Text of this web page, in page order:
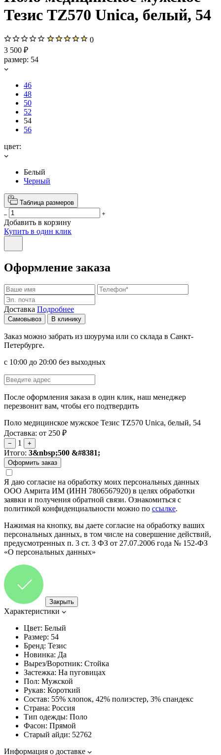
Тезис TZ570 Unica, белый, 54
0
3 500 ₽
размер: 54
46
48
50
52
54
56
цвет:
Белый
Черный
Таблица размеров
Добавить в корзину
Купить в один клик
Оформление заказа
Доставка Подробнее
Самовывоз В клинику
Заказ можно забрать из шоурума или со склада в Санкт-
Петербурге.
с 10:00 до 20:00 без выходных
После оформления заказа в один клик, наш менеджер
перезвонит вам, чтобы его подтвердить
Поло медицинское мужское Тезис TZ570 Unica, белый, 54
Доставка: от 250 ₽
− 1 +
Итого: 3&nbsp;500 &#8381;
Я даю согласие на обработку моих персональных данных
ООО Амрита ИМ (ИНН 7806567920) в целях обработки
заявки и получения обратной связи. Ознакомиться с
политикой конфиденциальности можно по ссылке.
Нажимая на кнопку, вы даете согласие на обработку ваших
персональных данных, в том числе на совершение действий,
предусмотренных п. 3 ст. 3 ФЗ от 27.07.2006 года № 152-ФЗ
«О персональных данных»
Закрыть
Характеристики
Цвет: Белый
Размер: 54
Бренд: Тезис
Новинка: Да
Вырез/Воротник: Стойка
Застежка: На пуговицах
Пол: Мужской
Рукав: Короткий
Состав: 55% хлопок, 42% полиэстер, 3% спандекс
Страна: Россия
Тип одежды: Поло
Фасон: Прямой
Старый айди: 52762
Информация о доставке